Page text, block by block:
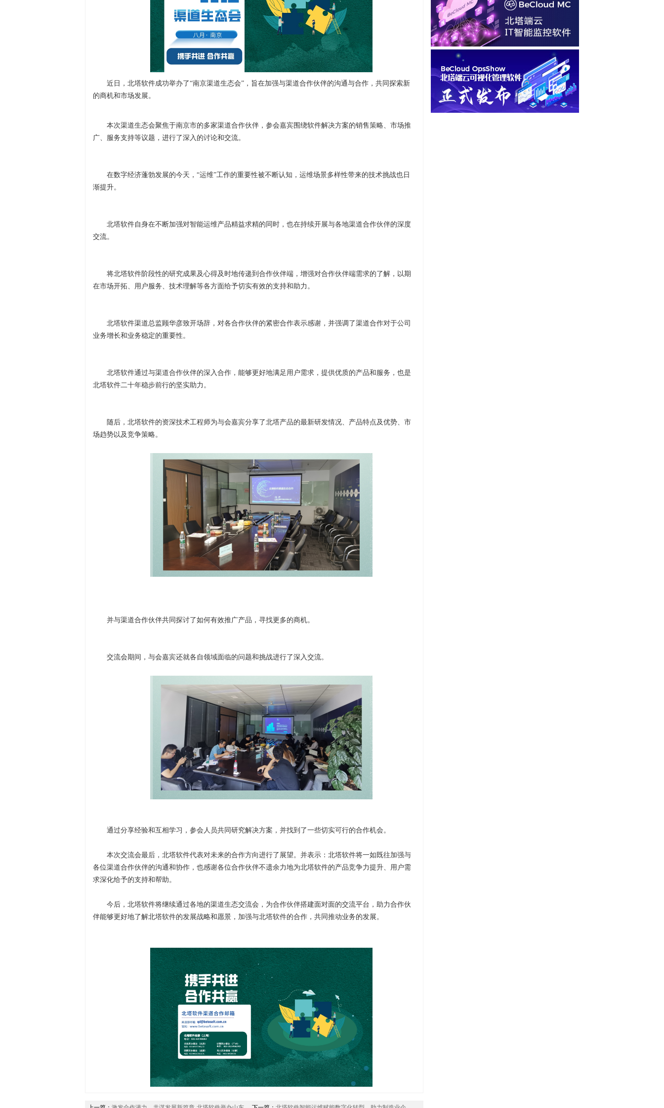
近日，北塔软件成功举办了“南京渠道生态会”，旨在加强与渠道合作伙伴的沟通与合作，共同探索新
的商机和市场发展。
本次渠道生态会聚焦于南京市的多家渠道合作伙伴，参会嘉宾围绕软件解决方案的销售策略、市场推
广、服务支持等议题，进行了深入的讨论和交流。
在数字经济蓬勃发展的今天，“运维”工作的重要性被不断认知，运维场景多样性带来的技术挑战也日
渐提升。
北塔软件自身在不断加强对智能运维产品精益求精的同时，也在持续开展与各地渠道合作伙伴的深度
交流。
将北塔软件阶段性的研究成果及心得及时地传递到合作伙伴端，增强对合作伙伴端需求的了解，以期
在市场开拓、用户服务、技术理解等各方面给予切实有效的支持和助力。
北塔软件渠道总监顾华彦致开场辞，对各合作伙伴的紧密合作表示感谢，并强调了渠道合作对于公司
业务增长和业务稳定的重要性。
北塔软件通过与渠道合作伙伴的深入合作，能够更好地满足用户需求，提供优质的产品和服务，也是
北塔软件二十年稳步前行的坚实助力。
随后，北塔软件的资深技术工程师为与会嘉宾分享了北塔产品的最新研发情况、产品特点及优势、市
场趋势以及竞争策略。
并与渠道合作伙伴共同探讨了如何有效推广产品，寻找更多的商机。
交流会期间，与会嘉宾还就各自领域面临的问题和挑战进行了深入交流。
通过分享经验和互相学习，参会人员共同研究解决方案，并找到了一些切实可行的合作机会。
本次交流会最后，北塔软件代表对未来的合作方向进行了展望。并表示：北塔软件将一如既往加强与
各位渠道合作伙伴的沟通和协作，也感谢各位合作伙伴不遗余力地为北塔软件的产品竞争力提升、用户需
求深化给予的支持和帮助。
今后，北塔软件将继续通过各地的渠道生态交流会，为合作伙伴搭建面对面的交流平台，助力合作伙
伴能够更好地了解北塔软件的发展战略和愿景，加强与北塔软件的合作，共同推动业务的发展。